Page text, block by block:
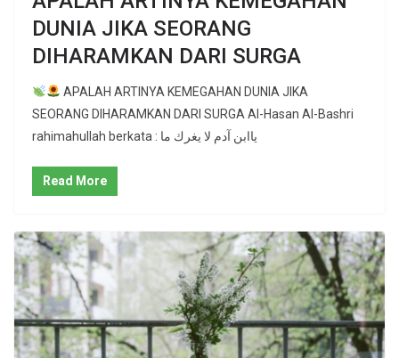
DUNIA JIKA SEORANG
DIHARAMKAN DARI SURGA
APALAH ARTINYA KEMEGAHAN DUNIA JIKA
SEORANG DIHARAMKAN DARI SURGA Al-Hasan Al-Bashri
rahimahullah berkata : ياابن آدم لا يغرك ما
Read More